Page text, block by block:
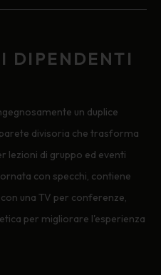
DIPENDENTI
un duplice
divisoria che trasforma
lezioni di gruppo ed eventi
con specchi, contiene
una TV per conferenze,
per migliorare l'esperienza